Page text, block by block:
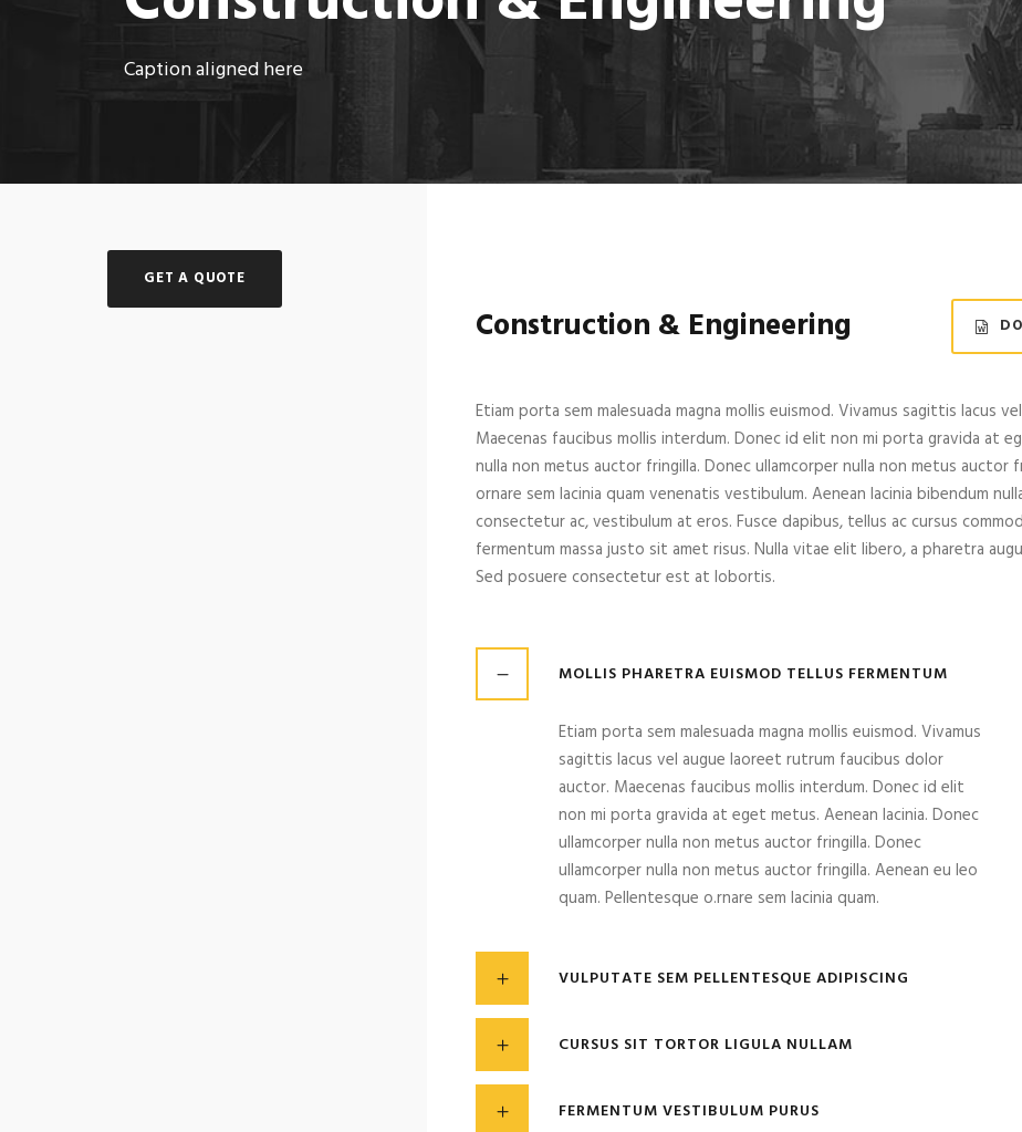
Caption aligned here
Construction & Engineering
Etiam porta sem malesuada magna mollis euismod. Vivamus sagittis lacus
Maecenas faucibus mollis interdum. Donec id elit non mi porta gravida at
nulla non metus auctor fringilla. Donec ullamcorper nulla non metus auctor
ornare sem lacinia quam venenatis vestibulum. Aenean lacinia bibendum
consectetur ac, vestibulum at eros. Fusce dapibus, tellus ac cursus
fermentum massa justo sit amet risus. Nulla vitae elit libero, a pharetra
Sed posuere consectetur est at lobortis.
MOLLIS PHARETRA EUISMOD TELLUS FERMENTUM
Etiam porta sem malesuada magna mollis euismod. Vivamus
sagittis lacus vel augue laoreet rutrum faucibus dolor
auctor. Maecenas faucibus mollis interdum. Donec id elit
non mi porta gravida at eget metus. Aenean lacinia. Donec
ullamcorper nulla non metus auctor fringilla. Donec
ullamcorper nulla non metus auctor fringilla. Aenean eu leo
quam. Pellentesque o.rnare sem lacinia quam.
VULPUTATE SEM PELLENTESQUE ADIPISCING
CURSUS SIT TORTOR LIGULA NULLAM
FERMENTUM VESTIBULUM PURUS
GET A QUOTE